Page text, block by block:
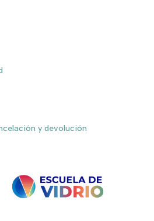
y devolución